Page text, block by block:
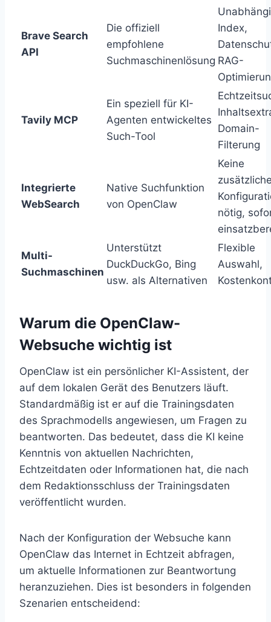
Brave Search
API
Die offiziell
empfohlene
Suchmaschinenlösung
Index,
RAG-
Tavily MCP
Ein speziell für KI-
Agenten entwickeltes
Such-Tool
Domain-
Filterung
Integrierte
WebSearch
Native Suchfunktion
von OpenClaw
Keine
nötig,
Multi-
Suchmaschinen
Unterstützt
DuckDuckGo, Bing
usw. als Alternativen
Flexible
Auswahl,
Warum die OpenClaw-
Websuche wichtig ist
OpenClaw ist ein persönlicher KI-Assistent, der
auf dem lokalen Gerät des Benutzers läuft.
Standardmäßig ist er auf die Trainingsdaten
des Sprachmodells angewiesen, um Fragen zu
beantworten. Das bedeutet, dass die KI keine
Kenntnis von aktuellen Nachrichten,
Echtzeitdaten oder Informationen hat, die nach
dem Redaktionsschluss der Trainingsdaten
veröffentlicht wurden.
Nach der Konfiguration der Websuche kann
OpenClaw das Internet in Echtzeit abfragen,
um aktuelle Informationen zur Beantwortung
heranzuziehen. Dies ist besonders in folgenden
Szenarien entscheidend: